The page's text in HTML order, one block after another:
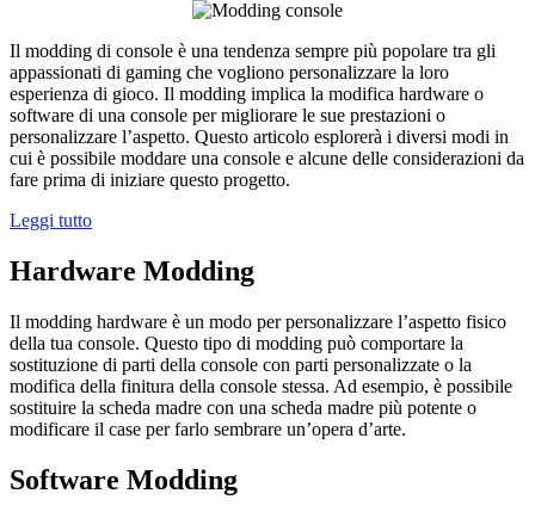
Il modding di console è una tendenza sempre più popolare tra gli
appassionati di gaming che vogliono personalizzare la loro
esperienza di gioco. Il modding implica la modifica hardware o
software di una console per migliorare le sue prestazioni o
personalizzare l’aspetto. Questo articolo esplorerà i diversi modi in
cui è possibile moddare una console e alcune delle considerazioni da
fare prima di iniziare questo progetto.
Leggi tutto:
Console:
personalizza
tuo
Gaming
Hardware Modding
Il modding hardware è un modo per personalizzare l’aspetto fisico
della tua console. Questo tipo di modding può comportare la
sostituzione di parti della console con parti personalizzate o la
modifica della finitura della console stessa. Ad esempio, è possibile
sostituire la scheda madre con una scheda madre più potente o
modificare il case per farlo sembrare un’opera d’arte.
Software Modding